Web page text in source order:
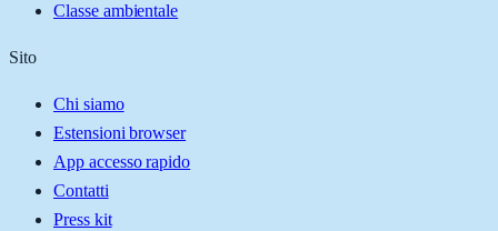
Classe ambientale
Sito
Chi siamo
Estensioni browser
App accesso rapido
Contatti
Press kit